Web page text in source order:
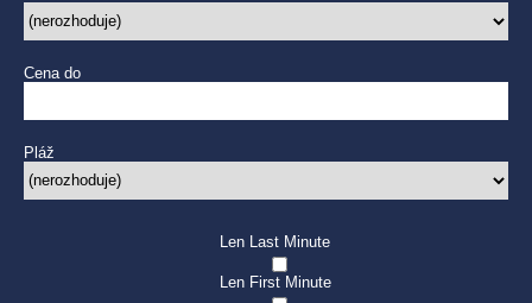
Cena do
Pláž
Len Last Minute
Len First Minute